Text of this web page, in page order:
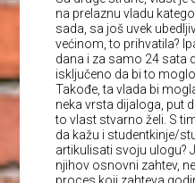
na prelaznu vladu
sada, sa još uvek
većinom, to prihvatila?
dana i za samo 24 sata
isključeno da bi to
Takođe, ta vlada bi
neka vrsta dijaloga, put
to vlast stvarno želi. S
da kažu i studentkinje/
artikulisati svoju ulogu?
njihov osnovni zahtev,
proces koji zahteva